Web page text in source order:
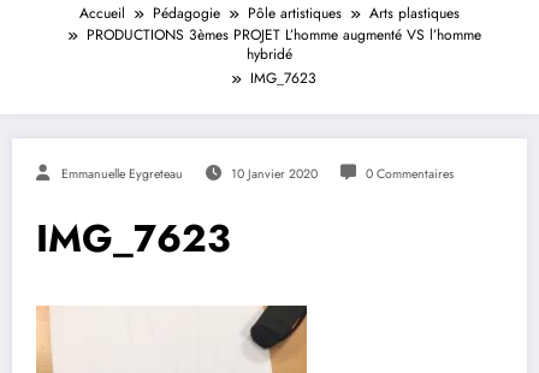
Accueil Pédagogie Pôle artistiques
Arts plastiques
PRODUCTIONS 3èmes PROJET L’homme augmenté VS l’homme
hybridé
IMG_7623
Emmanuelle Eygreteau 10 Janvier 2020 0 Commentaires
IMG_7623